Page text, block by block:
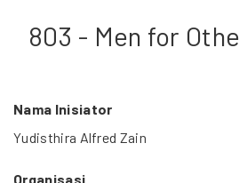
803 - Men for
Nama Inisiator
Yudisthira Alfred Zain
Organisasi